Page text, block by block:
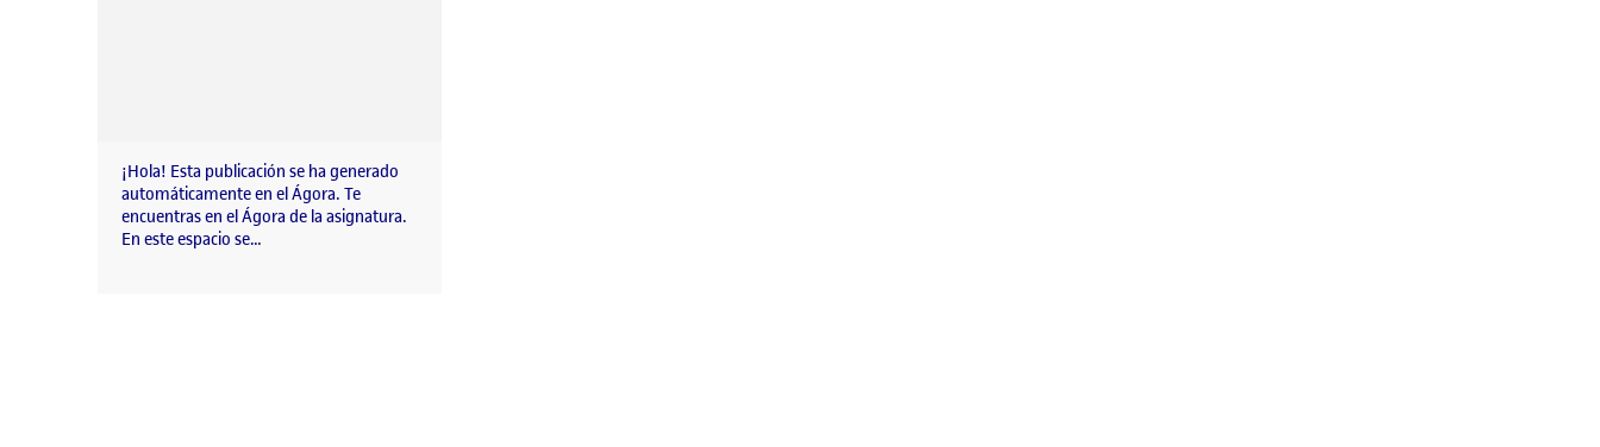
¡Hola! Esta publicación se ha generado
automáticamente en el Ágora. Te
encuentras en el Ágora de la asignatura.
En este espacio se…